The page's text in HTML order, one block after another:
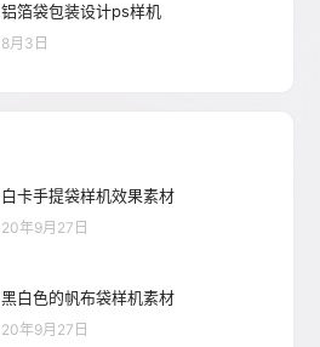
铝箔袋包装设计ps样机
8月3日
白卡手提袋样机效果素材
20年9月27日
黑白色的帆布袋样机素材
20年9月27日